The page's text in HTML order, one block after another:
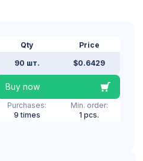
Qty
90 шт.
Price
$0.6429
Buy now
Purchases:
9 times
Min. order:
1 pcs.